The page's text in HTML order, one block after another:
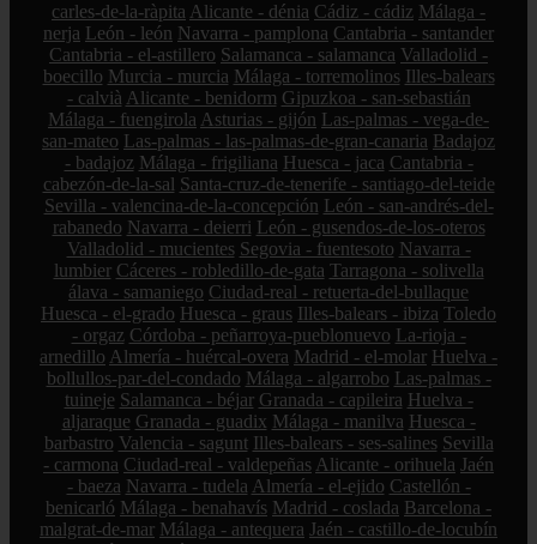
carles-de-la-ràpita Alicante - dénia Cádiz - cádiz Málaga -
nerja León - león Navarra - pamplona Cantabria - santander
Cantabria - el-astillero Salamanca - salamanca Valladolid -
boecillo Murcia - murcia Málaga - torremolinos Illes-balears
- calvià Alicante - benidorm Gipuzkoa - san-sebastián
Málaga - fuengirola Asturias - gijón Las-palmas - vega-de-
san-mateo Las-palmas - las-palmas-de-gran-canaria Badajoz
- badajoz Málaga - frigiliana Huesca - jaca Cantabria -
cabezón-de-la-sal Santa-cruz-de-tenerife - santiago-del-teide
Sevilla - valencina-de-la-concepción León - san-andrés-del-
rabanedo Navarra - deierri León - gusendos-de-los-oteros
Valladolid - mucientes Segovia - fuentesoto Navarra -
lumbier Cáceres - robledillo-de-gata Tarragona - solivella
álava - samaniego Ciudad-real - retuerta-del-bullaque
Huesca - el-grado Huesca - graus Illes-balears - ibiza Toledo
- orgaz Córdoba - peñarroya-pueblonuevo La-rioja -
arnedillo Almería - huércal-overa Madrid - el-molar Huelva -
bollullos-par-del-condado Málaga - algarrobo Las-palmas -
tuineje Salamanca - béjar Granada - capileira Huelva -
aljaraque Granada - guadix Málaga - manilva Huesca -
barbastro Valencia - sagunt Illes-balears - ses-salines Sevilla
- carmona Ciudad-real - valdepeñas Alicante - orihuela Jaén
- baeza Navarra - tudela Almería - el-ejido Castellón -
benicarló Málaga - benahavís Madrid - coslada Barcelona -
malgrat-de-mar Málaga - antequera Jaén - castillo-de-locubín